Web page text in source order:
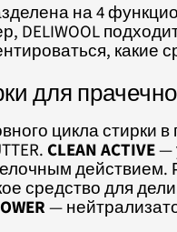
на 4
DELIWOOL
какие
для
цикла
CLEAN ACTIVE—
действием.
средство для
—